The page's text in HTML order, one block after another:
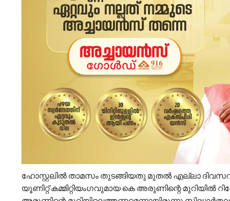
ഹോസ്റ്റലിൽ താമസം തുടങ്ങിയതു മുതൽ എല്ലാ
യൂണിറ്റ് കമ്മിറ്റിയംഗവുമായ കെ അരുണിന്റെ മുറിയിൽ